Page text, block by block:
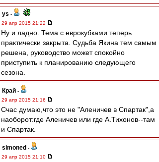
ys -
29 апр 2015 21:22
Ну и ладно. Тема с еврокубками теперь
практически закрыта. Судьба Якина тем самым
решена, руководство может спокойно
приступить к планированию следующего
сезона.
Край -
29 апр 2015 21:16
Счас думаю,что это не "Аленичев в Спартак",а
наоборот:где Аленичев или где А.Тихонов--там
и Спартак.
simoned -
29 апр 2015 21:10